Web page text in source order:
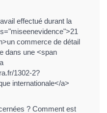
effectué durant la
commerce de détail
dans une <span
1302-2?
internationale</a>
? Comment est